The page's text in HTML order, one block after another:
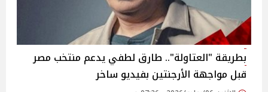
بطريقة "العتاولة".. طارق لطفي يدعم منتخب مصر
قبل مواجهة الأرجنتين بفيديو ساخر